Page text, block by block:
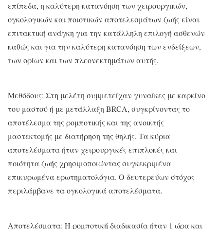
επίπεδα, η καλύτερη κατανόηση των χειρουργικών,
ογκολογικών και ποιοτικών αποτελεσμάτων ζωής είναι
επιτακτική ανάγκη για την κατάλληλη επιλογή ασθενών
καθώς και για την καλύτερη κατανόηση των ενδείξεων,
των ορίων και των πλεονεκτημάτων αυτής.
Μεθόδους: Στη μελέτη συμμετείχαν γυναίκες με καρκίνο
του μαστού ή με μετάλλαξη BRCA, συγκρίνοντας το
αποτέλεσμα της ρομποτικής και της ανοικτής
μαστεκτομής με διατήρηση της θηλής. Τα κύρια
αποτελέσματα ήταν χειρουργικές επιπλοκές και
ποιότητα ζωής χρησιμοποιώντας συγκεκριμένα
επικυρωμένα ερωτηματολόγια. Ο δευτερεύων στόχος
περιλάμβανε τα ογκολογικά αποτελέσματα.
Αποτελέσματα: Η ρομποτική διαδικασία ήταν 1 ώρα και